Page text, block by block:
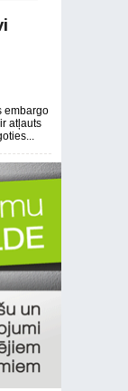
embargo
atļauts